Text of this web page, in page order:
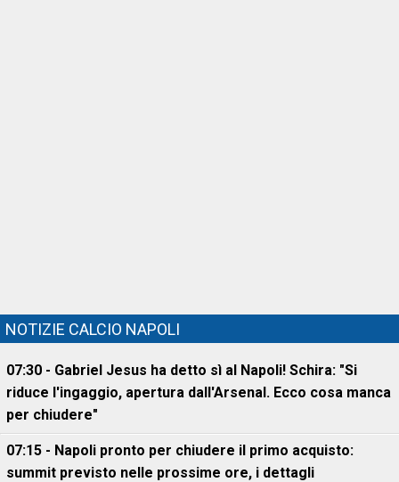
NOTIZIE CALCIO NAPOLI
07:30 - Gabriel Jesus ha detto sì al Napoli! Schira: "Si
riduce l'ingaggio, apertura dall'Arsenal. Ecco cosa manca
per chiudere"
07:15 - Napoli pronto per chiudere il primo acquisto:
summit previsto nelle prossime ore, i dettagli